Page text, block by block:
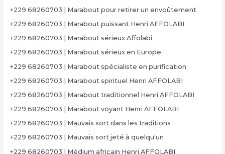
+229 68260703 | Marabout pour retirer un envoûtement
+229 68260703 | Marabout puissant Henri AFFOLABI
+229 68260703 | Marabout sérieux Affolabi
+229 68260703 | Marabout sérieux en Europe
+229 68260703 | Marabout spécialiste en purification
+229 68260703 | Marabout spirituel Henri AFFOLABI
+229 68260703 | Marabout traditionnel Henri AFFOLABI
+229 68260703 | Marabout voyant Henri AFFOLABI
+229 68260703 | Mauvais sort dans les traditions
+229 68260703 | Mauvais sort jeté à quelqu'un
+229 68260703 | Médium africain Henri AFFOLABI